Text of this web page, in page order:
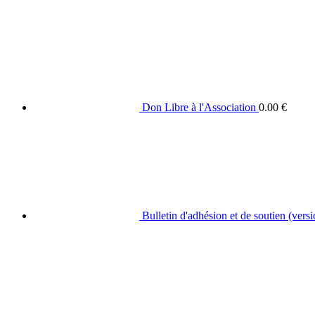
Don Libre à l'Association 0.00 €
Bulletin d'adhésion et de soutien